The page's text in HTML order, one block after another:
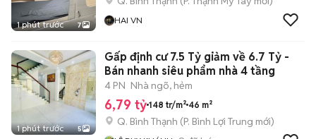
1 phút trước 7 HAI VN
1 phút trước 5
Gấp định cư 7.5 Tỷ giảm về 6.7 Tỷ -
Bán nhanh siêu phẩm nhà 4 tầng
4 PN Nhà ngõ, hẻm
6,79 tỷ 148 tr/m² 46 m²
Q. Bình Thạnh (P. Bình Lợi Trung mới)